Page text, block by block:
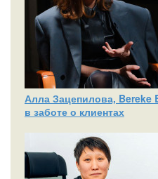
Алла Зацепилова,
в заботе о клиентах